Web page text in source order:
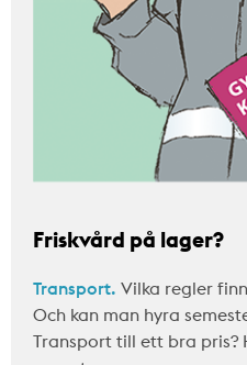
Friskvård på lager?
Transport. Vilka regler
Och kan man hyra
Transport till ett bra pris?